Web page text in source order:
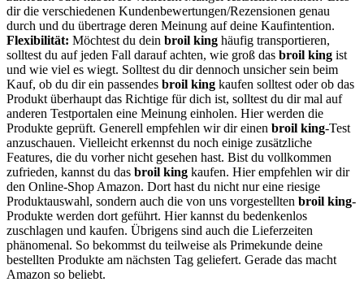
dir die verschiedenen Kundenbewertungen/Rezensionen genau
durch und du übertrage deren Meinung auf deine Kaufintention.
Flexibilität: Möchtest du dein broil king häufig transportieren,
solltest du auf jeden Fall darauf achten, wie groß das broil king ist
und wie viel es wiegt. Solltest du dir dennoch unsicher sein beim
Kauf, ob du dir ein passendes broil king kaufen solltest oder ob das
Produkt überhaupt das Richtige für dich ist, solltest du dir mal auf
anderen Testportalen eine Meinung einholen. Hier werden die
Produkte geprüft. Generell empfehlen wir dir einen broil king-Test
anzuschauen. Vielleicht erkennst du noch einige zusätzliche
Features, die du vorher nicht gesehen hast. Bist du vollkommen
zufrieden, kannst du das broil king kaufen. Hier empfehlen wir dir
den Online-Shop Amazon. Dort hast du nicht nur eine riesige
Produktauswahl, sondern auch die von uns vorgestellten broil king-
Produkte werden dort geführt. Hier kannst du bedenkenlos
zuschlagen und kaufen. Übrigens sind auch die Lieferzeiten
phänomenal. So bekommst du teilweise als Primekunde deine
bestellten Produkte am nächsten Tag geliefert. Gerade das macht
Amazon so beliebt.